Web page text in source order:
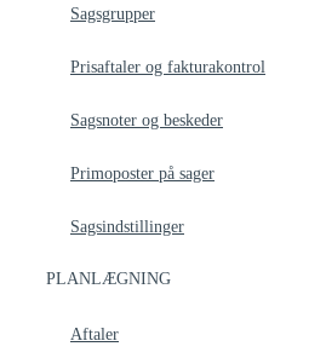
Sagsgrupper
Prisaftaler og fakturakontrol
Sagsnoter og beskeder
Primoposter på sager
Sagsindstillinger
PLANLÆGNING
Aftaler